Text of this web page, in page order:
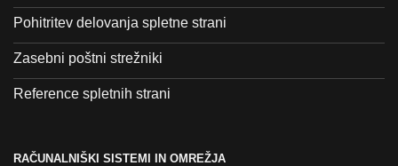
Pohitritev delovanja spletne strani
Zasebni poštni strežniki
Reference spletnih strani
RAČUNALNIŠKI SISTEMI IN OMREŽJA